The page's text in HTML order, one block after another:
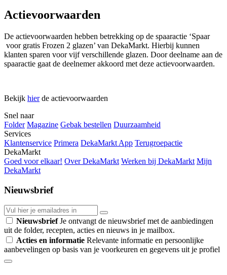
Actievoorwaarden
De actievoorwaarden hebben betrekking op de spaaractie ‘Spaar
voor gratis Frozen 2 glazen’ van DekaMarkt. Hierbij kunnen
klanten sparen voor vijf verschillende glazen. Door deelname aan de
spaaractie gaat de deelnemer akkoord met deze actievoorwaarden.
Bekijk hierde actievoorwaarden
Snel naar
Folder Magazine Gebak bestellen Duurzaamheid
Services
Klantenservice Primera DekaMarkt App Terugroepactie
DekaMarkt
Goed voor elkaar! Over DekaMarkt Werken bij DekaMarkt Mijn
DekaMarkt
Nieuwsbrief
NieuwsbriefJe ontvangt de nieuwsbrief met de aanbiedingen
uit de folder, recepten, acties en nieuws in je mailbox.
Acties en informatie Relevante informatie en persoonlijke
aanbevelingen op basis van je voorkeuren en gegevens uit je profiel